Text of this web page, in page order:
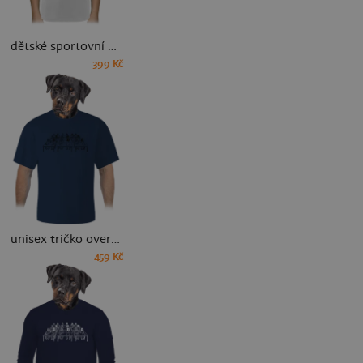
dětské sportovní tričko
399 Kč
unisex tričko oversized
459 Kč